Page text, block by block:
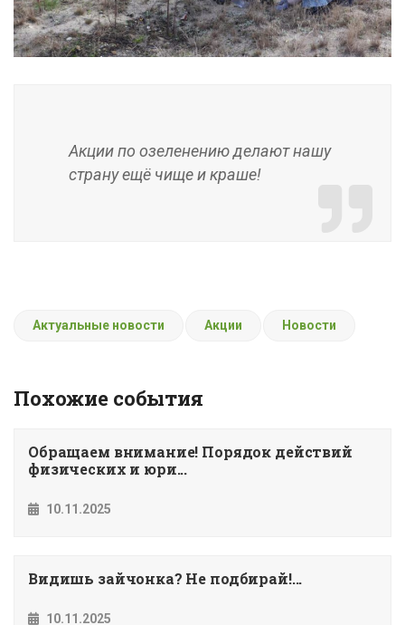
Акции по озеленению делают нашу
страну ещё чище и краше!
Актуальные новости Акции Новости
Похожие события
Обращаем внимание! Порядок действий
физических и юри...
10.11.2025
Видишь зайчонка? Не подбирай!...
10.11.2025